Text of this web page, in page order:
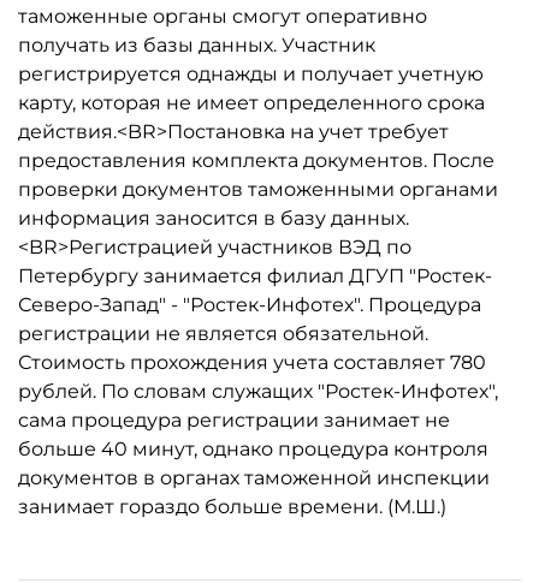
таможенные органы смогут оперативно
получать из базы данных. Участник
регистрируется однажды и получает учетную
карту, которая не имеет определенного срока
действия.<BR>Постановка на учет требует
предоставления комплекта документов. После
проверки документов таможенными органами
информация заносится в базу данных.
<BR>Регистрацией участников ВЭД по
Петербургу занимается филиал ДГУП "Ростек-
Северо-Запад" - "Ростек-Инфотех". Процедура
регистрации не является обязательной.
Стоимость прохождения учета составляет 780
рублей. По словам служащих "Ростек-Инфотех",
сама процедура регистрации занимает не
больше 40 минут, однако процедура контроля
документов в органах таможенной инспекции
занимает гораздо больше времени. (М.Ш.)